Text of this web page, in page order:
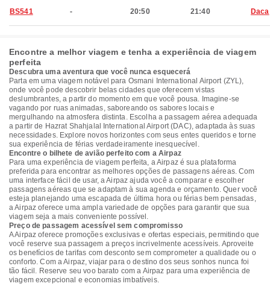
BS541 - 20:50 21:40 Daca
Encontre a melhor viagem e tenha a experiência de viagem
perfeita
Descubra uma aventura que você nunca esquecerá
Parta em uma viagem notável para Osmani International Airport (ZYL),
onde você pode descobrir belas cidades que oferecem vistas
deslumbrantes, a partir do momento em que você pousa. Imagine-se
vagando por ruas animadas, saboreando os sabores locais e
mergulhando na atmosfera distinta. Escolha a passagem aérea adequada
a partir de Hazrat Shahjalal International Airport (DAC), adaptada às suas
necessidades. Explore novos horizontes com seus entes queridos e torne
sua experiência de férias verdadeiramente inesquecível.
Encontre o bilhete de avião perfeito com a Airpaz
Para uma experiência de viagem perfeita, a Airpaz é sua plataforma
preferida para encontrar as melhores opções de passagens aéreas. Com
uma interface fácil de usar, a Airpaz ajuda você a comparar e escolher
passagens aéreas que se adaptam à sua agenda e orçamento. Quer você
esteja planejando uma escapada de última hora ou férias bem pensadas,
a Airpaz oferece uma ampla variedade de opções para garantir que sua
viagem seja a mais conveniente possível.
Preço de passagem acessível sem compromisso
A Airpaz oferece promoções exclusivas e ofertas especiais, permitindo que
você reserve sua passagem a preços incrivelmente acessíveis. Aproveite
os benefícios de tarifas com desconto sem comprometer a qualidade ou o
conforto. Com a Airpaz, viajar para o destino dos seus sonhos nunca foi
tão fácil. Reserve seu voo barato com a Airpaz para uma experiência de
viagem excepcional e economias imbatíveis.